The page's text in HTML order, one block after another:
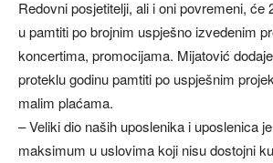
Redovni posjetitelji, ali i oni povremeni, će
u pamtiti po brojnim uspješno izvedenim
koncertima, promocijama. Mijatović
proteklu godinu pamtiti po uspješnim
malim plaćama.
– Veliki dio naših uposlenika i uposlenica
maksimum u uslovima koji nisu dostojni